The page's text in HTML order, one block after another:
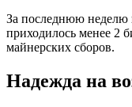
За последнюю неделю
приходилось менее 2
майнерских сборов.
Надежда на